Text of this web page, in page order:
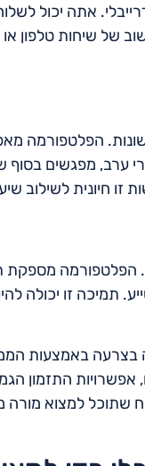
אתה יכול
של שיחות טלפון
שונות. הפלטפורמה
ערב, מפגשים בסוף
חיונית לשילוב
הפלטפורמה
תמיכה זו יכולה
בצרעה באמצעות
אפשרויות
שתוכל למצוא